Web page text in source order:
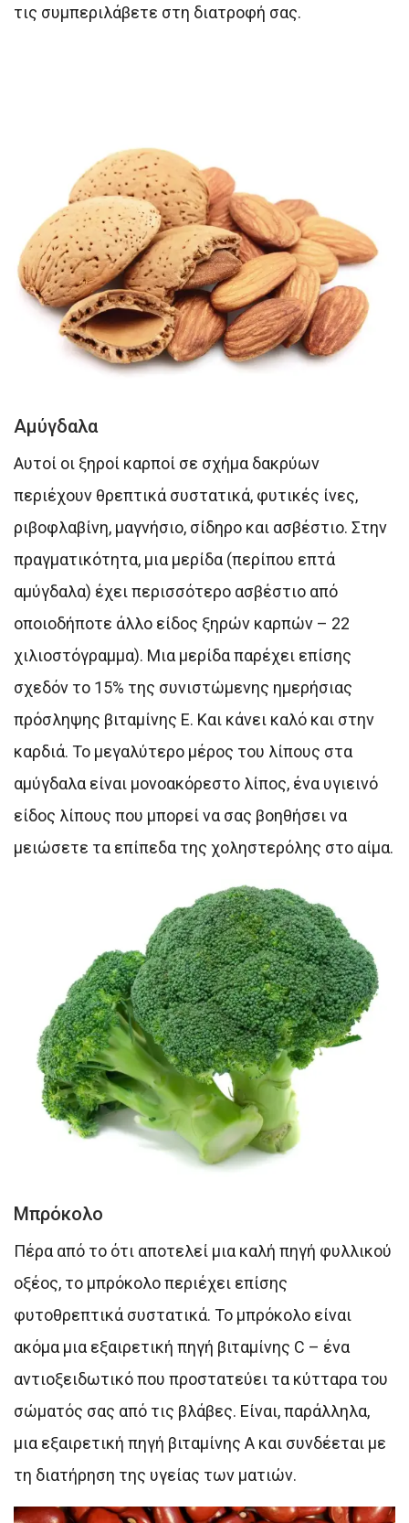
τις συμπεριλάβετε στη διατροφή σας.
Αμύγδαλα
Αυτοί οι ξηροί καρποί σε σχήμα δακρύων
περιέχουν θρεπτικά συστατικά, φυτικές ίνες,
ριβοφλαβίνη, μαγνήσιο, σίδηρο και ασβέστιο. Στην
πραγματικότητα, μια μερίδα (περίπου επτά
αμύγδαλα) έχει περισσότερο ασβέστιο από
οποιοδήποτε άλλο είδος ξηρών καρπών – 22
χιλιοστόγραμμα). Μια μερίδα παρέχει επίσης
σχεδόν το 15% της συνιστώμενης ημερήσιας
πρόσληψης βιταμίνης Ε. Και κάνει καλό και στην
καρδιά. Το μεγαλύτερο μέρος του λίπους στα
αμύγδαλα είναι μονοακόρεστο λίπος, ένα υγιεινό
είδος λίπους που μπορεί να σας βοηθήσει να
μειώσετε τα επίπεδα της χοληστερόλης στο αίμα.
Μπρόκολο
Πέρα από το ότι αποτελεί μια καλή πηγή φυλλικού
οξέος, το μπρόκολο περιέχει επίσης
φυτοθρεπτικά συστατικά. Το μπρόκολο είναι
ακόμα μια εξαιρετική πηγή βιταμίνης C – ένα
αντιοξειδωτικό που προστατεύει τα κύτταρα του
σώματός σας από τις βλάβες. Είναι, παράλληλα,
μια εξαιρετική πηγή βιταμίνης Α και συνδέεται με
τη διατήρηση της υγείας των ματιών.